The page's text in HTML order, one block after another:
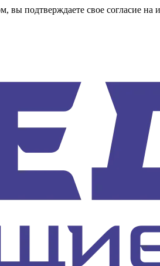
подтверждаете свое согласие на